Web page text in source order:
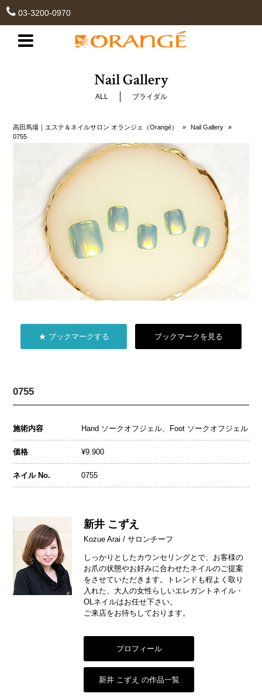
03-3200-0970
Nail Gallery
ALL ブライダル
高田馬場｜エステ＆ネイルサロン オランジェ（Orangé） » Nail Gallery
»
0755
★ ブックマークする ブックマークを見る
0755
施術内容 Hand ソークオフジェル、Foot ソークオフジェル
価格 ¥9.900
ネイル No. 0755
新井 こずえ
Kozue Arai / サロンチーフ
しっかりとしたカウンセリングとで、お客様の
お爪の状態やお好みに合わせたネイルのご提案
をさせていただきます。トレンドも程よく取り
入れた、大人の女性らしいエレガントネイル・
OLネイルはお任せ下さい。
ご来店をお待ちしております。
プロフィール
新井 こずえ の作品一覧